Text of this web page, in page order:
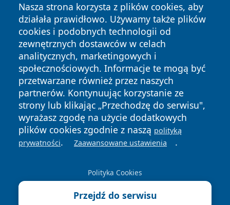
Nasza strona korzysta z plików cookies, aby
działała prawidłowo. Używamy także plików
cookies i podobnych technologii od
zewnętrznych dostawców w celach
analitycznych, marketingowych i
społecznościowych. Informacje te mogą być
przetwarzane również przez naszych
partnerów. Kontynuując korzystanie ze
strony lub klikając „Przechodzę do serwisu",
wyrażasz zgodę na użycie dodatkowych
plików cookies zgodnie z naszą polityką
prywatności. Zaawansowane ustawienia .
Polityka Cookies
Przejdź do serwisu
Copyright © 2026 24slupsk.pl Wszystkie prawa zastrzeżone.
News Autorzy
Polityka
Prywatności
Polityka
Cookies